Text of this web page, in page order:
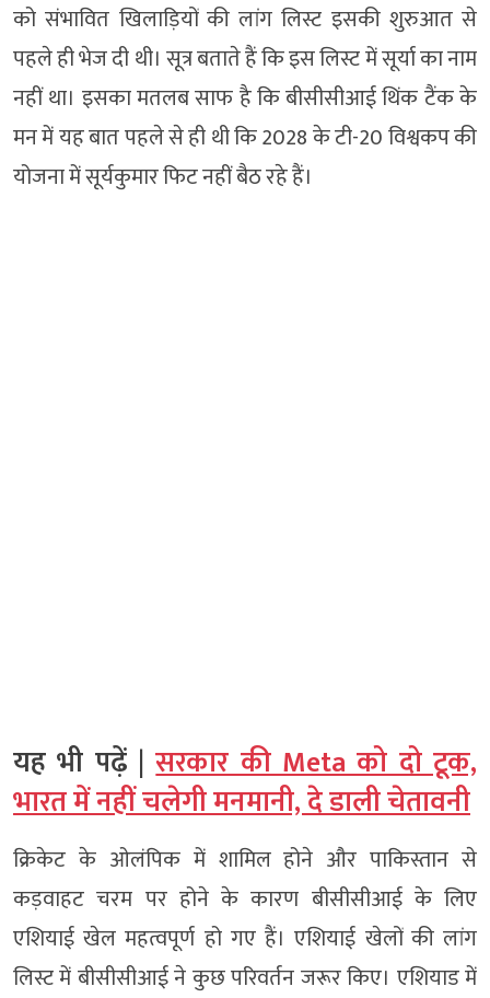
को संभावित खिलाड़ियों की लांग लिस्ट इसकी शुरुआत से
पहले ही भेज दी थी। सूत्र बताते हैं कि इस लिस्ट में सूर्या का नाम
नहीं था। इसका मतलब साफ है कि बीसीसीआई थिंक टैंक के
मन में यह बात पहले से ही थी कि 2028 के टी-20 विश्वकप की
योजना में सूर्यकुमार फिट नहीं बैठ रहे हैं।
यह भी पढ़ें |सरकार की Meta को दो टूक,
भारत में नहीं चलेगी मनमानी, दे डाली चेतावनी
क्रिकेट के ओलंपिक में शामिल होने और पाकिस्तान से
कड़वाहट चरम पर होने के कारण बीसीसीआई के लिए
एशियाई खेल महत्वपूर्ण हो गए हैं। एशियाई खेलों की लांग
लिस्ट में बीसीसीआई ने कुछ परिवर्तन जरूर किए। एशियाड में